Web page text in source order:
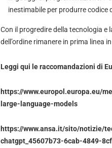
inestimabile per produrre codice
Con il progredire della tecnologia e
dell’ordine rimanere in prima linea
Leggi qui le raccomandazioni di
https://www.europol.europa.eu/
large-language-models
https://www.ansa.it/sito/notizie/
chatgpt_45607b73-6cab-4849-